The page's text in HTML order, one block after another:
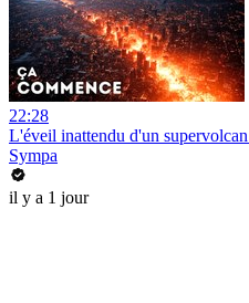
22:28
L'éveil inattendu d'un
Sympa
il y a 1 jour